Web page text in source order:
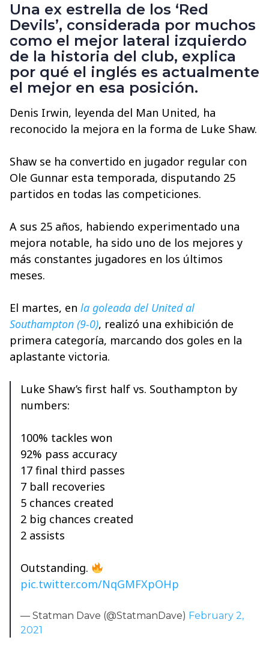
Una ex estrella de los ‘Red
Devils’, considerada por muchos
como el mejor lateral izquierdo
de la historia del club, explica
por qué el inglés es actualmente
el mejor en esa posición.
Denis Irwin, leyenda del Man United, ha
reconocido la mejora en la forma de Luke Shaw.
Shaw se ha convertido en jugador regular con
Ole Gunnar esta temporada, disputando 25
partidos en todas las competiciones.
A sus 25 años, habiendo experimentado una
mejora notable, ha sido uno de los mejores y
más constantes jugadores en los últimos
meses.
El martes, en la goleada del United al
Southampton (9-0), realizó una exhibición de
primera categoría, marcando dos goles en la
aplastante victoria.
Luke Shaw’s first half vs. Southampton by
numbers:
100% tackles won
92% pass accuracy
17 final third passes
7 ball recoveries
5 chances created
2 big chances created
2 assists
Outstanding.
pic.twitter.com/NqGMFXpOHp
— Statman Dave (@StatmanDave) February 2,
2021